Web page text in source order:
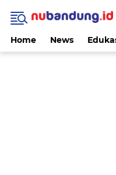
Home News